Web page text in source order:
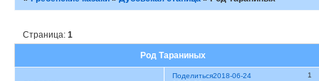
Род Тараниных
Страница:1
Поделиться 1
2018-06-24